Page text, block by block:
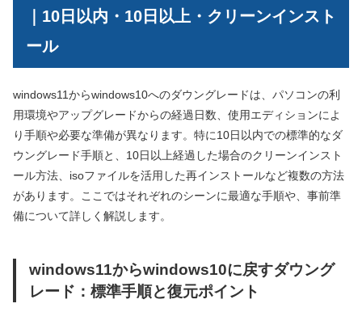
｜10日以内・10日以上・クリーンインスト
ール
windows11からwindows10へのダウングレードは、パソコンの利
用環境やアップグレードからの経過日数、使用エディションによ
り手順や必要な準備が異なります。特に10日以内での標準的なダ
ウングレード手順と、10日以上経過した場合のクリーンインスト
ール方法、isoファイルを活用した再インストールなど複数の方法
があります。ここではそれぞれのシーンに最適な手順や、事前準
備について詳しく解説します。
windows11からwindows10に戻すダウング
レード：標準手順と復元ポイント